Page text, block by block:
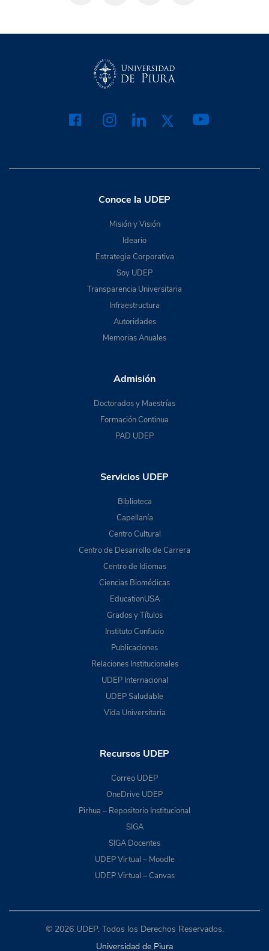
Conoce la UDEP
Misión y Visión
Ideario
Estrategia Corporativa
Soy UDEP
Transparencia Universitaria
Infraestructura
Autoridades
Memorias Anuales
Admisión
Doctorados y Maestrías
Formación Continua
PAD UDEP
Servicios UDEP
Biblioteca
Capellanía
Centro Cultural
Centro de Desarrollo de Carrera
Centro de Idiomas
Ciencias Biomédicas
EducationUSA
Grados y Títulos
Instituto Confucio
Publicaciones
Relaciones Institucionales
UDEP Internacional
UDEP Saludable
Vida Universitaria
Recursos UDEP
Correo UDEP
OneDrive UDEP
Pirhua – Repositorio Institucional
SIGA
SIGA Docentes
UDEP Virtual – Moodle
UDEP Virtual – Canvas
© 2026 UDEP. Todos los Derechos Reservados.
Universidad de Piura